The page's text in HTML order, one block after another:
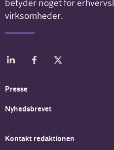
betyder noget for
virksomheder.
Presse
Nyhedsbrevet
Kontakt redaktionen